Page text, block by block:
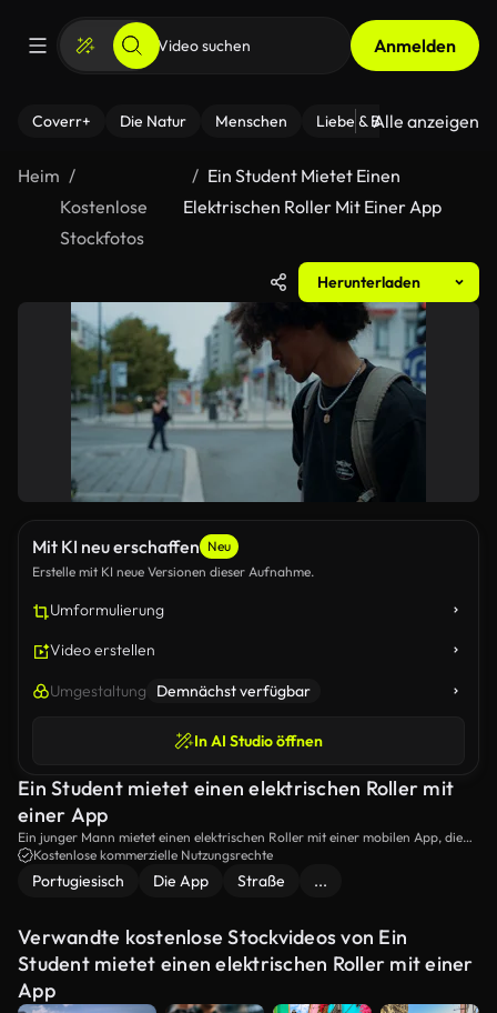
Anmelden
Coverr+ Die Natur Menschen Liebe & Beziehungen
Alle anzeigen
Heim
Kostenlose
Stockfotos
Ein Student Mietet Einen
Elektrischen Roller Mit Einer App
Herunterladen
Mit KI neu erschaffen Neu
Erstelle mit KI neue Versionen dieser Aufnahme.
Umformulierung
Video erstellen
Umgestaltung Demnächst verfügbar
In AI Studio öffnen
Ein Student mietet einen elektrischen Roller mit
einer App
Ein junger Mann mietet einen elektrischen Roller mit einer mobilen App, die
den städtischen Einsatz von Eco-Transport demonstriert.
Kostenlose kommerzielle Nutzungsrechte
Portugiesisch Die App Straße ...
Verwandte kostenlose Stockvideos von Ein
Student mietet einen elektrischen Roller mit einer
App